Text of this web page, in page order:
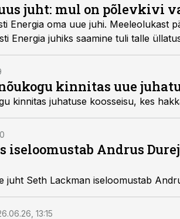
juht: mul on põlevkivi
Energia oma uue juhi. Meeleolukast
Energia juhiks saamine tuli talle
kinnitas uue
kinnitas juhatuse koosseisu, kes
iseloomustab Andrus
juht Seth Lackman iseloomustab
13:15